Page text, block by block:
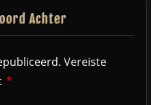
Achter
Vereiste
*